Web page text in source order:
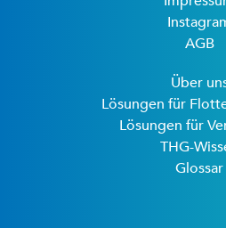
AGB
Über
Lösungen für
Lösungen für
THG-
Glossar